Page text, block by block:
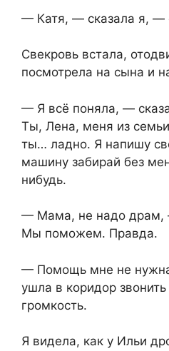
— Катя, — сказала я, —
Свекровь встала,
посмотрела на сына и
— Я всё поняла, —
Ты, Лена, меня из
ты… ладно. Я напишу
машину забирай без
нибудь.
— Мама, не надо драм,
Мы поможем. Правда.
— Помощь мне не
ушла в коридор
громкость.
Я видела, как у Ильи